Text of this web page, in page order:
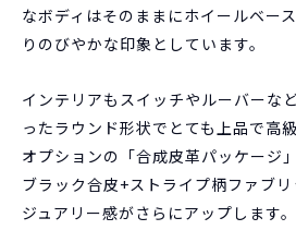
なボディはそのままにホイールベー
りのびやかな印象としています。
インテリアもスイッチやルーバーな
ったラウンド形状でとても上品で高
オプションの「合成皮革パッケージ
ブラック合皮+ストライプ柄ファブ
ジュアリー感がさらにアップします。